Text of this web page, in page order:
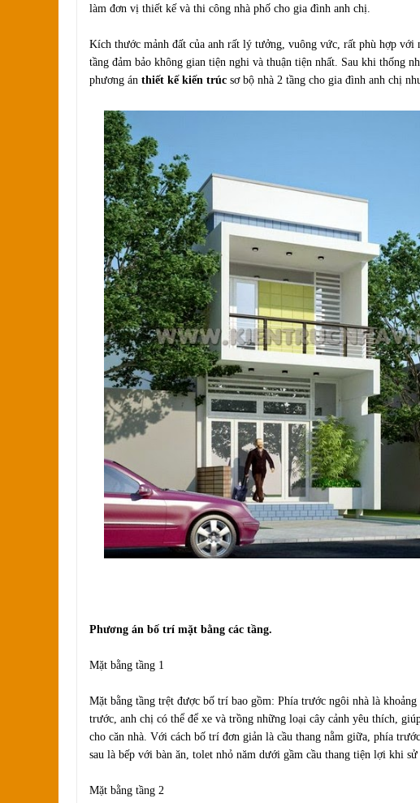
làm đơn vị thiết kế và thi công nhà phố cho gia đình anh chị.
Kích thước mảnh đất của anh rất lý tưởng, vuông vức, rất phù hợp với
tầng đảm bảo không gian tiện nghi và thuận tiện nhất. Sau khi thống
phương án thiết kế kiến trúc sơ bộ nhà 2 tầng cho gia đình anh chị
Phương án bố trí mặt bằng các tầng.
Mặt bằng tầng 1
Mặt bằng tầng trệt được bố trí bao gồm: Phía trước ngôi nhà là khoảng
trước, anh chị có thể để xe và trồng những loại cây cảnh yêu thích,
cho căn nhà. Với cách bố trí đơn giản là cầu thang nằm giữa, phía
sau là bếp với bàn ăn, tolet nhỏ năm dưới gầm cầu thang tiện lợi khi sử
Mặt bằng tầng 2